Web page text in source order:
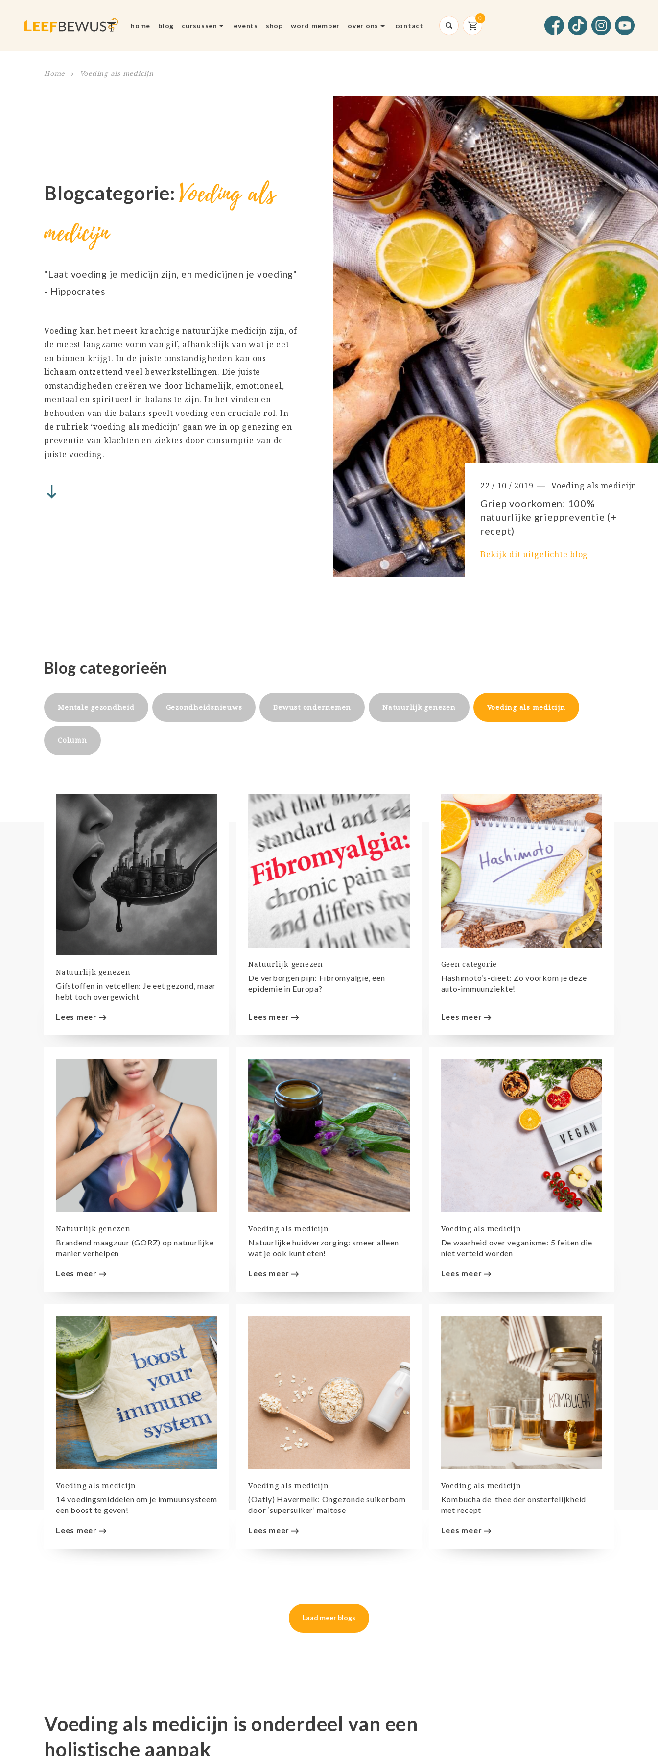
home blog cursussen events shop word member over ons contact Facebook
TikTokInstagram
YouTube
Home Voeding als medicijn
Blogcategorie: Voeding als
medicijn
"Laat voeding je medicijn zijn, en medicijnen je voeding"
- Hippocrates
Voeding kan het meest krachtige natuurlijke medicijn zijn, of
de meest langzame vorm van gif, afhankelijk van wat je eet
en binnen krijgt. In de juiste omstandigheden kan ons
lichaam ontzettend veel bewerkstellingen. Die juiste
omstandigheden creëren we door lichamelijk, emotioneel,
mentaal en spiritueel in balans te zijn. In het vinden en
behouden van die balans speelt voeding een cruciale rol. In
de rubriek ‘voeding als medicijn’ gaan we in op genezing en
preventie van klachten en ziektes door consumptie van de
juiste voeding.
22 / 10 / 2019 Voeding als medicijn
Griep voorkomen: 100%
natuurlijke grieppreventie (+
recept)
Bekijk dit uitgelichte blog
Blog categorieën
Mentale gezondheid Gezondheidsnieuws Bewust ondernemen Natuurlijk genezen Voeding als medicijn
Column
Natuurlijk genezen
Gifstoffen in vetcellen: Je eet gezond, maar
hebt toch overgewicht
Lees meer
Natuurlijk genezen
De verborgen pijn: Fibromyalgie, een
epidemie in Europa?
Lees meer
Geen categorie
Hashimoto’s-dieet: Zo voorkom je deze
auto-immuunziekte!
Lees meer
Natuurlijk genezen
Brandend maagzuur (GORZ) op natuurlijke
manier verhelpen
Lees meer
Voeding als medicijn
Natuurlijke huidverzorging: smeer alleen
wat je ook kunt eten!
Lees meer
Voeding als medicijn
De waarheid over veganisme: 5 feiten die
niet verteld worden
Lees meer
Voeding als medicijn
14 voedingsmiddelen om je immuunsysteem
een boost te geven!
Lees meer
Voeding als medicijn
(Oatly) Havermelk: Ongezonde suikerbom
door ‘supersuiker’ maltose
Lees meer
Voeding als medicijn
Kombucha de ‘thee der onsterfelijkheid’
met recept
Lees meer
Laad meer blogs
Voeding als medicijn is onderdeel van een
holistische aanpak